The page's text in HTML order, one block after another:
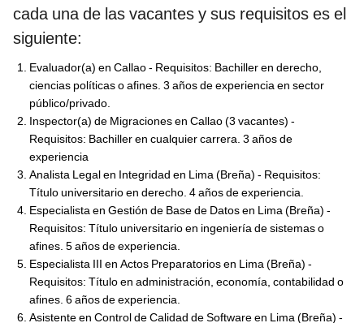
cada una de las vacantes y sus requisitos es el
siguiente:
Evaluador(a) en Callao - Requisitos: Bachiller en derecho,
ciencias políticas o afines. 3 años de experiencia en sector
público/privado.
Inspector(a) de Migraciones en Callao (3 vacantes) -
Requisitos: Bachiller en cualquier carrera. 3 años de
experiencia
Analista Legal en Integridad en Lima (Breña) - Requisitos:
Título universitario en derecho. 4 años de experiencia.
Especialista en Gestión de Base de Datos en Lima (Breña) -
Requisitos: Título universitario en ingeniería de sistemas o
afines. 5 años de experiencia.
Especialista III en Actos Preparatorios en Lima (Breña) -
Requisitos: Título en administración, economía, contabilidad o
afines. 6 años de experiencia.
Asistente en Control de Calidad de Software en Lima (Breña) -